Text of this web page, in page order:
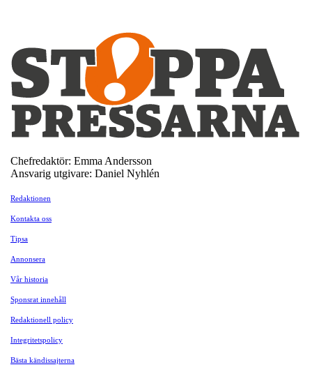
Chefredaktör: Emma Andersson
Ansvarig utgivare: Daniel Nyhlén
Redaktionen
Kontakta oss
Tipsa
Annonsera
Vår historia
Sponsrat innehåll
Redaktionell policy
Integritetspolicy
Bästa kändissajterna